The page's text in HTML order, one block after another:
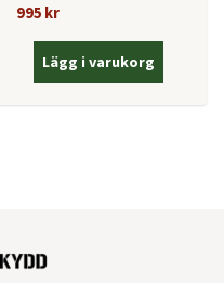
995 kr
Lägg i varukorg